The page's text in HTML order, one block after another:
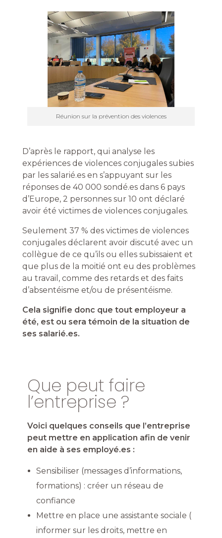
Réunion sur la prévention des violences
D’après le rapport, qui analyse les
expériences de violences conjugales subies
par les salarié.es en s’appuyant sur les
réponses de 40 000 sondé.es dans 6 pays
d’Europe, 2 personnes sur 10 ont déclaré
avoir été victimes de violences conjugales.
Seulement 37 % des victimes de violences
conjugales déclarent avoir discuté avec un
collègue de ce qu’ils ou elles subissaient et
que plus de la moitié ont eu des problèmes
au travail, comme des retards et des faits
d’absentéisme et/ou de présentéisme.
Cela signifie donc que tout employeur a
été, est ou sera témoin de la situation de
ses salarié.es.
Que peut faire
l’entreprise ?
Voici quelques conseils que l’entreprise
peut mettre en application afin de venir
en aide à ses employé.es :
Sensibiliser (messages d’informations,
formations) : créer un réseau de
confiance
Mettre en place une assistante sociale (
informer sur les droits, mettre en